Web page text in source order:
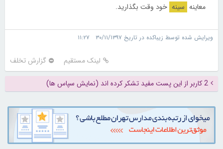
معاینه سینه خود وقت بگذارید.
ویرایش شده توسط زیباکده در تاریخ ۳۰/۱۱/۱۳۹۷ ۱۱:۲۷
لینک مستقیم گزارش تخلف
2 کاربر از این پست مفید تشکر کرده اند (نمایش سپاس ها)